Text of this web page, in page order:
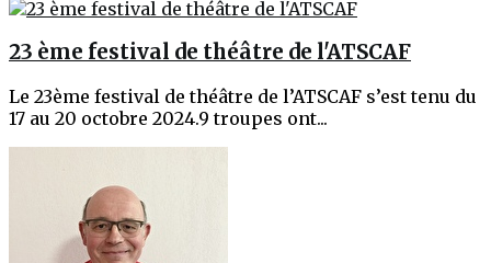
23 ème festival de théâtre de l'ATSCAF
Le 23ème festival de théâtre de l’ATSCAF s’est tenu du
17 au 20 octobre 2024.9 troupes ont...